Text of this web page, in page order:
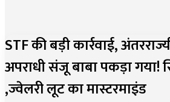
STF की बड़ी कार्रवाई,
अपराधी संजू बाबा पकड़ा गया!
,ज्वेलरी लूट का मास्टरमाइंड